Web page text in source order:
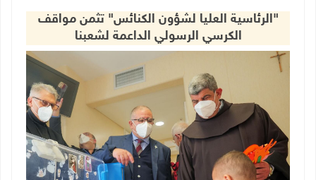
"الرئاسية العليا لشؤون الكنائس" تثمن مواقف
الكرسي الرسولي الداعمة لشعبنا